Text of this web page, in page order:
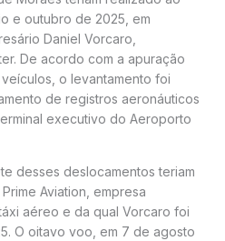
e outubro de 2025, em
Daniel Vorcaro,
De acordo com a apuração
o levantamento foi
de registros aeronáuticos
executivo do Aeroporto
desses deslocamentos teriam
Aviation, empresa
aéreo e da qual Vorcaro foi
O oitavo voo, em 7 de agosto